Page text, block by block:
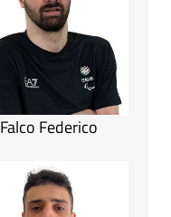
Falco Federico